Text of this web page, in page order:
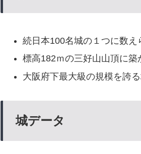
続日本100名城の１つに数え
標高182ｍの三好山山頂に築
大阪府下最大級の規模を誇
城データ